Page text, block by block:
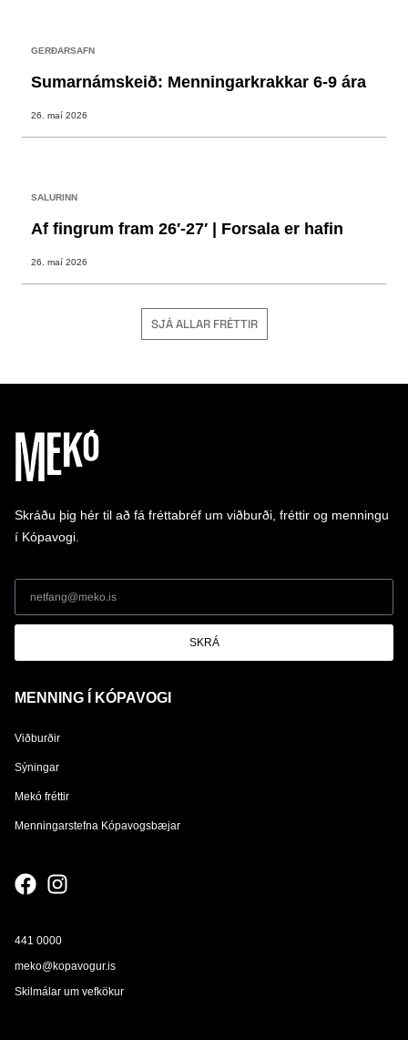
GERÐARSAFN
Sumarnámskeið: Menningarkrakkar 6-9 ára
26. maí 2026
SALURINN
Af fingrum fram 26′-27′ | Forsala er hafin
26. maí 2026
SJÁ ALLAR FRÉTTIR
Skráðu þig hér til að fá fréttabréf um viðburði, fréttir og menningu
í Kópavogi.
SKRÁ
MENNING Í KÓPAVOGI
Viðburðir
Sýningar
Mekó fréttir
Menningarstefna Kópavogsbæjar
441 0000
meko@kopavogur.is
Skilmálar um vefkökur